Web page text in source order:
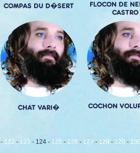
COMPAS DU D�SERT
FLOCON DE
CASTRO
CHAT VARI� COCHON
- 122 - 123 - 124 - 125 - 126 - 127 - 128 - 129 - 130